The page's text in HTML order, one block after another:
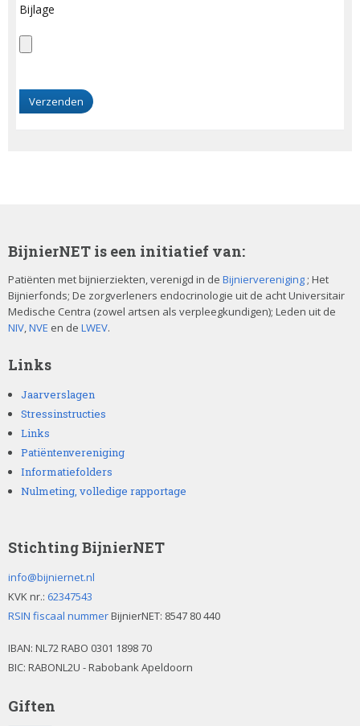
Bijlage
t
v
e
l
d
l
e
t
e
l
a
t
e
BijnierNET is een initiatief van:
Patiënten met bijnierziekten, verenigd in de Bijniervereniging ; Het
Bijnierfonds; De zorgverleners endocrinologie uit de acht Universitair
Medische Centra (zowel artsen als verpleegkundigen); Leden uit de
NIV,NVE en de LWEV.
Links
Jaarverslagen
Stressinstructies
Links
Patiëntenvereniging
Informatiefolders
Nulmeting, volledige rapportage
Stichting BijnierNET
info@bijniernet.nl
KVK nr.: 62347543
RSIN fiscaal nummerBijnierNET: 8547 80 440
IBAN: NL72 RABO 0301 1898 70
BIC: RABONL2U - Rabobank Apeldoorn
Giften